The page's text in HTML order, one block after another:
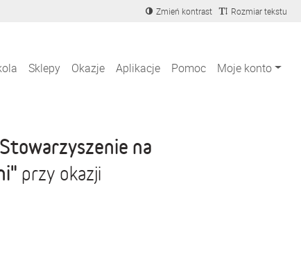
Zmień kontrast Rozmiar tekstu
Sklepy Okazje Aplikacje Pomoc Moje konto
Stowarzyszenie na
przy okazji